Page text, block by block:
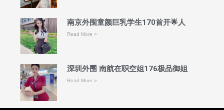
南京外围童颜巨乳学生170首开🌟人
Read More »
深圳外围 南航在职空姐176极品御姐
Read More »